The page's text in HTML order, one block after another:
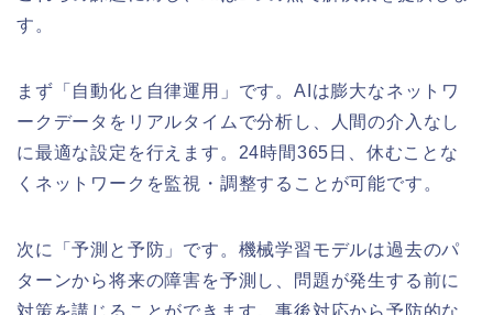
す。
まず「自動化と自律運用」です。AIは膨大なネットワ
ークデータをリアルタイムで分析し、人間の介入なし
に最適な設定を行えます。24時間365日、休むことな
くネットワークを監視・調整することが可能です。
次に「予測と予防」です。機械学習モデルは過去のパ
ターンから将来の障害を予測し、問題が発生する前に
対策を講じることができます。事後対応から予防的な